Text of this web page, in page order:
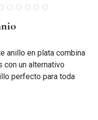
anillo en plata combina
con un alternativo
perfecto para toda